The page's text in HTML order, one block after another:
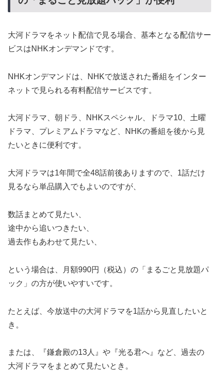
大河ドラマをネット配信で見る場合、基本となる配信サー
ビスはNHKオンデマンドです。
NHKオンデマンドは、NHKで放送された番組をインター
ネットで見られる有料配信サービスです。
大河ドラマ、朝ドラ、NHKスペシャル、ドラマ10、土曜
ドラマ、プレミアムドラマなど、NHKの番組を後から見
たいときに便利です。
大河ドラマは1年間で全48話前後ありますので、1話だけ
見るなら単品購入でもよいのですが、
数話まとめて見たい、
途中から追いつきたい、
過去作もあわせて見たい、
という場合は、月額990円（税込）の「まるごと見放題パ
ック」の方が使いやすいです。
たとえば、今放送中の大河ドラマを1話から見直したいと
き。
または、『鎌倉殿の13人』や『光る君へ』など、過去の
大河ドラマをまとめて見たいとき。